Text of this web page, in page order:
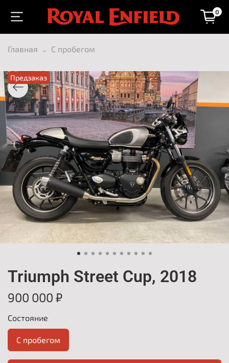
0
Главная С пробегом
Предзаказ
Triumph Street Cup, 2018
900 000 ₽
Состояние
С пробегом